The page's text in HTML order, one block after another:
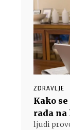
ZDRAVLJE
Kako
rada
ljudi